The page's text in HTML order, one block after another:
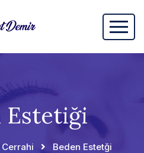
Estetiği
Beden Estetği